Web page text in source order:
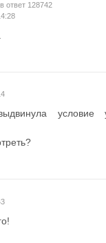
в ответ 128742
условие